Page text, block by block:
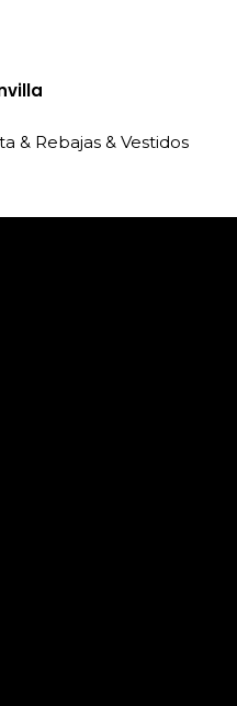
& Rebajas & Vestidos